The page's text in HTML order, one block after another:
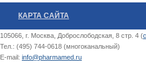
КАРТА САЙТА
105066, г. Москва, Доброслободская, 8 стр. 4 (
Тел.: (495) 744-0618 (многоканальный)
E-mail: info@pharmamed.ru